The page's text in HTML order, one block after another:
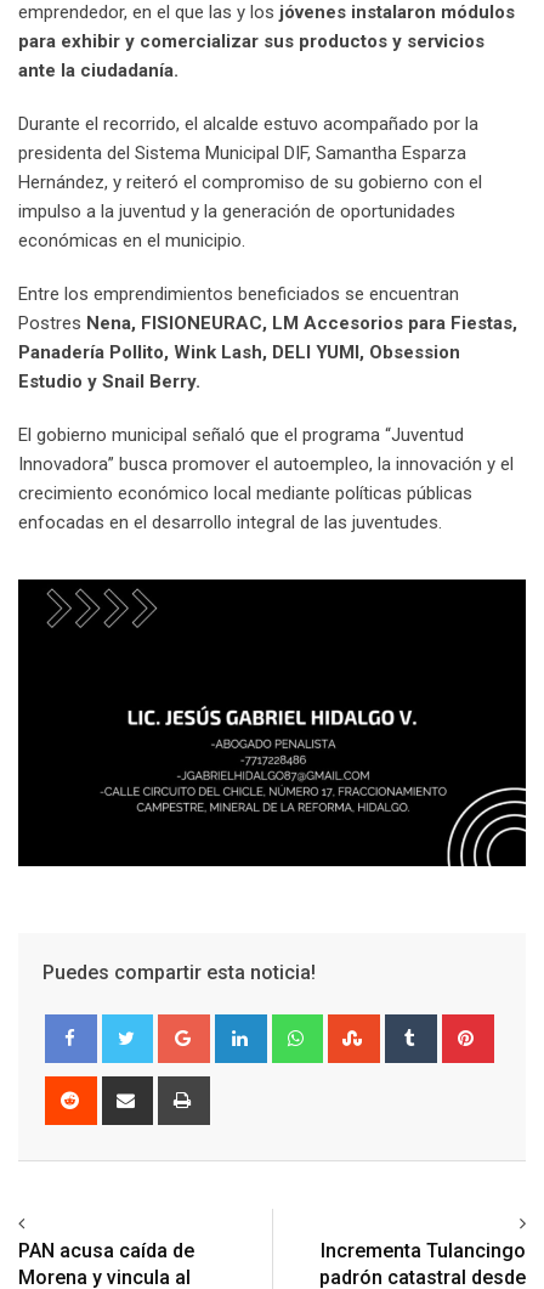
emprendedor, en el que las y los jóvenes instalaron módulos
para exhibir y comercializar sus productos y servicios
ante la ciudadanía.
Durante el recorrido, el alcalde estuvo acompañado por la
presidenta del Sistema Municipal DIF, Samantha Esparza
Hernández, y reiteró el compromiso de su gobierno con el
impulso a la juventud y la generación de oportunidades
económicas en el municipio.
Entre los emprendimientos beneficiados se encuentran
Postres Nena, FISIONEURAC, LM Accesorios para Fiestas,
Panadería Pollito, Wink Lash, DELI YUMI, Obsession
Estudio y Snail Berry.
El gobierno municipal señaló que el programa “Juventud
Innovadora” busca promover el autoempleo, la innovación y el
crecimiento económico local mediante políticas públicas
enfocadas en el desarrollo integral de las juventudes.
Puedes compartir esta noticia!
Google+ LinkedIn WhatsappStumbleUpon
Tumblr
Reddit
Share
PAN acusa caída de
Morena y vincula al
Incrementa Tulancingo
padrón catastral desde